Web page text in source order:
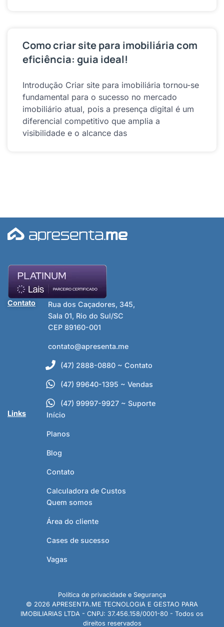
Como criar site para imobiliária com
eficiência: guia ideal!
Introdução Criar site para imobiliária tornou-se
fundamental para o sucesso no mercado
imobiliário atual, pois a presença digital é um
diferencial competitivo que amplia a
visibilidade e o alcance das
Contato
Rua dos Caçadores, 345,
Sala 01, Rio do Sul/SC
CEP 89160-001
contato@apresenta.me
(47) 2888-0880 ~ Contato
(47) 99640-1395 ~ Vendas
(47) 99997-9927 ~ Suporte
Links
Início
Planos
Blog
Contato
Calculadora de Custos
Quem somos
Área do cliente
Cases de sucesso
Vagas
© 2026 APRESENTA.ME TECNOLOGIA E GESTAO PARA
IMOBILIARIAS LTDA - CNPJ: 37.456.158/0001-80 - Todos os
direitos reservados
Política de privacidade e Segurança